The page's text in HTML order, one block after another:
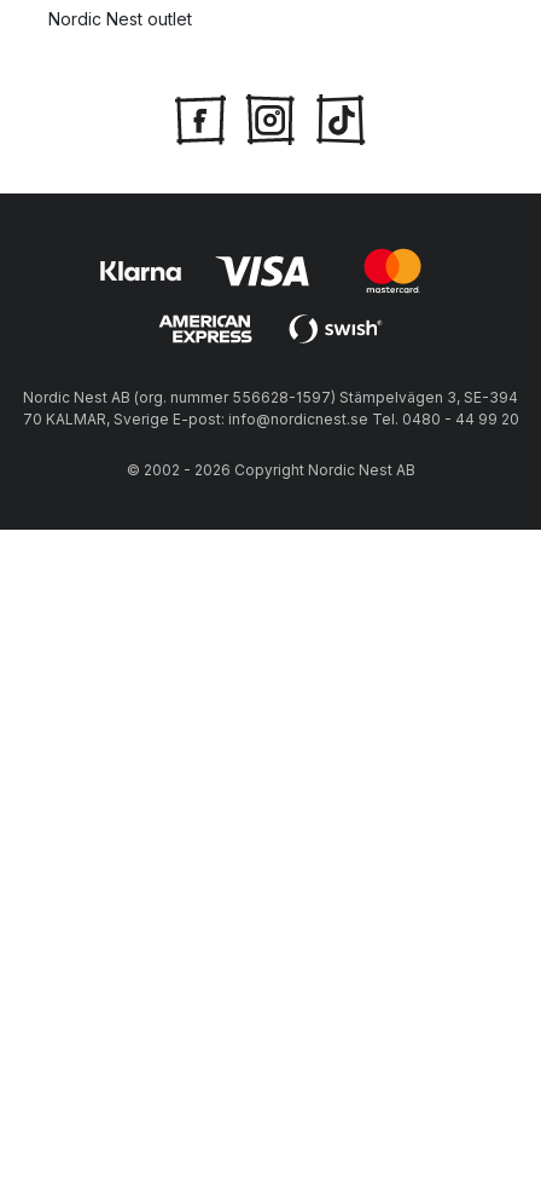
Nordic Nest outlet
Nordic Nest AB (org. nummer 556628-1597) Stämpelvägen 3, SE-394
70 KALMAR, Sverige E-post: info@nordicnest.se Tel. 0480 - 44 99 20
© 2002 - 2026 Copyright Nordic Nest AB